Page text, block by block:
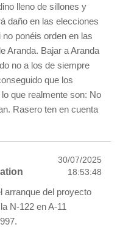
lleno de sillones y
daño en las elecciones
ponéis orden en las
Aranda. Bajar a Aranda
no a los de siempre
que los
que realmente son: No
Rasero ten en cuenta
30/07/2025
18:53:48
arranque del proyecto
N-122 en A-11